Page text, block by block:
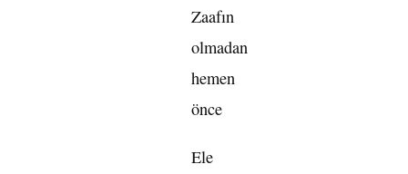
Zaafın
olmadan
hemen
önce
Ele